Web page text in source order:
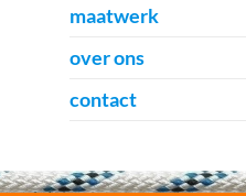
maatwerk
over ons
contact